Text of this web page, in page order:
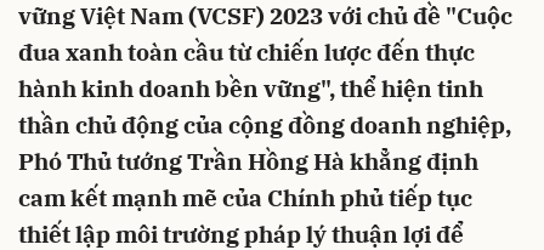
vững Việt Nam (VCSF) 2023 với chủ đề "Cuộc
đua xanh toàn cầu từ chiến lược đến thực
hành kinh doanh bền vững", thể hiện tinh
thần chủ động của cộng đồng doanh nghiệp,
Phó Thủ tướng Trần Hồng Hà khẳng định
cam kết mạnh mẽ của Chính phủ tiếp tục
thiết lập môi trường pháp lý thuận lợi để